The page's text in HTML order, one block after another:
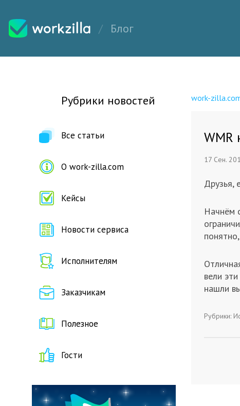
Блог
Рубрики новостей
Все статьи
О work-zilla.com
Кейсы
Новости сервиса
Исполнителям
Заказчикам
Полезное
Гости
work-
WMR
17 Сен.
Друзья,
Начнём
вели
нашли
Рубрики: